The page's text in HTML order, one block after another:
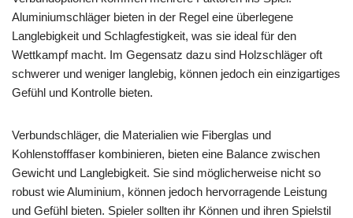
Aluminiumschläger bieten in der Regel eine überlegene
Langlebigkeit und Schlagfestigkeit, was sie ideal für den
Wettkampf macht. Im Gegensatz dazu sind Holzschläger oft
schwerer und weniger langlebig, können jedoch ein einzigartiges
Gefühl und Kontrolle bieten.
Verbundschläger, die Materialien wie Fiberglas und
Kohlenstofffaser kombinieren, bieten eine Balance zwischen
Gewicht und Langlebigkeit. Sie sind möglicherweise nicht so
robust wie Aluminium, können jedoch hervorragende Leistung
und Gefühl bieten. Spieler sollten ihr Können und ihren Spielstil